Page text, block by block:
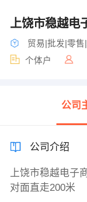
上饶市稳越电
贸易|批发|零售
个体户
公司
公司介绍
上饶市稳越电子
对面直走200米